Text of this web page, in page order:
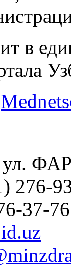
в
ул.
276-
37-76